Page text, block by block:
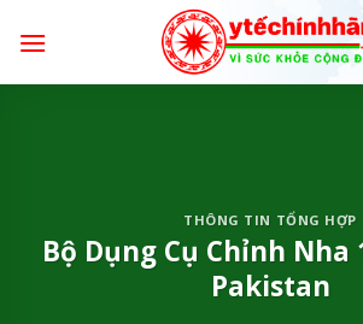
THÔNG TIN TỔNG HỢP
Bộ Dụng Cụ Chỉnh Nha
Pakistan